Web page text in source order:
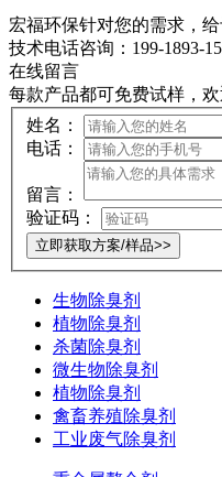
宏福环保针对您的需求，
技术电话咨询：199-1893-
在线留言
每款产品都可免费试样，
姓名：
电话：
留言：
验证码：
生物除臭剂
植物除臭剂
杀菌除臭剂
微生物除臭剂
植物除臭剂
禽畜养殖除臭剂
工业废气除臭剂